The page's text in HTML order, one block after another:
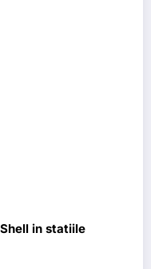
in statiile